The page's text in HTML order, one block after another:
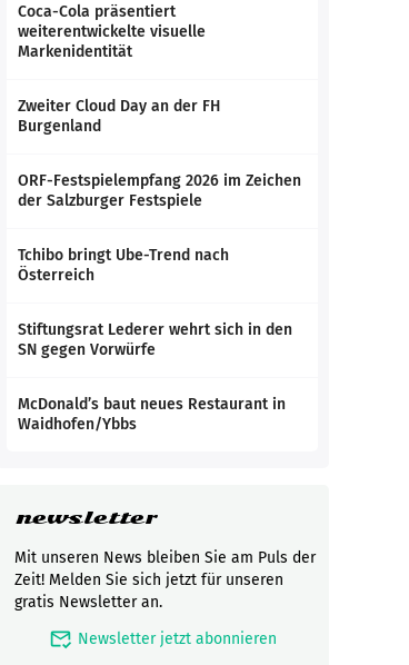
Coca-Cola präsentiert
weiterentwickelte visuelle
Markenidentität
Zweiter Cloud Day an der FH
Burgenland
ORF-Festspielempfang 2026 im Zeichen
der Salzburger Festspiele
Tchibo bringt Ube-Trend nach
Österreich
Stiftungsrat Lederer wehrt sich in den
SN gegen Vorwürfe
McDonald’s baut neues Restaurant in
Waidhofen/Ybbs
newsletter
Mit unseren News bleiben Sie am Puls der
Zeit! Melden Sie sich jetzt für unseren
gratis Newsletter an.
mark_email_read Newsletter jetzt abonnieren